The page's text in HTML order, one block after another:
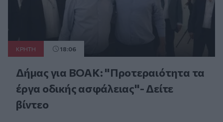
ΚΡΗΤΗ 18:06
Δήμας για ΒΟΑΚ: "Προτεραιότητα τα
έργα οδικής ασφάλειας"- Δείτε
βίντεο